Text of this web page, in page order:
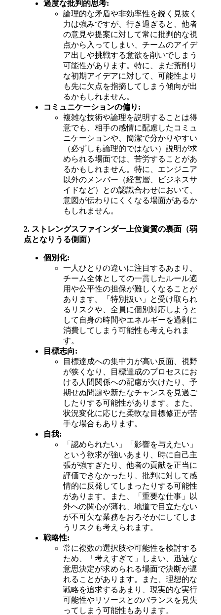
過度な批判的思考:
論理的な矛盾や非効率性を鋭く見抜く
力は強みですが、行き過ぎると、他者
の意見や提案に対して常に批判的な視
点から入ってしまい、チームのアイデ
ア出しや挑戦する意欲を削いでしまう
可能性があります。特に、まだ荒削り
な初期アイデアに対して、可能性より
も先に欠点を指摘してしまう傾向が出
るかもしれません。
コミュニケーションの偏り:
複雑な技術や論理を説明することは得
意でも、相手の感情に配慮したコミュ
ニケーションや、簡潔で分かりやすい
（必ずしも論理的ではない）説明が求
められる場面では、苦労することがあ
るかもしれません。特に、エンジニア
以外のメンバー（経営層、ビジネスサ
イドなど）との認識合わせにおいて、
意図が伝わりにくくなる場面があるか
もしれません。
2. ストレングスファインダー上位資質の裏面（弱
点となりうる側面）
個別化:
一人ひとりの違いに注目するあまり、
チーム全体としての一貫したルール適
用や公平性の担保が難しくなることが
あります。「特別扱い」と受け取られ
るリスクや、全員に個別対応しようと
して自身の時間やエネルギーを過剰に
消費してしまう可能性も考えられま
す。
目標志向:
目標達成への集中力が高い反面、視野
が狭くなり、目標達成のプロセスにお
ける人間関係への配慮が欠けたり、予
期せぬ問題や新たなチャンスを見過ご
したりする可能性があります。また、
状況変化に応じた柔軟な目標修正が苦
手な場合もあります。
自我:
「認められたい」「影響を与えたい」
という欲求が強いあまり、時に自己主
張が強すぎたり、他者の貢献を正当に
評価できなかったり、批判に対して感
情的に反発してしまったりする可能性
があります。また、「重要な仕事」以
外への関心が薄れ、地道で目立たない
が不可欠な業務をおろそかにしてしま
うリスクも考えられます。
戦略性:
常に複数の選択肢や可能性を検討する
ため、「考えすぎて」しまい、迅速な
意思決定が求められる場面で決断が遅
れることがあります。また、理想的な
戦略を追求するあまり、現実的な実行
可能性やリソースとのバランスを見失
ってしまう可能性もあります。